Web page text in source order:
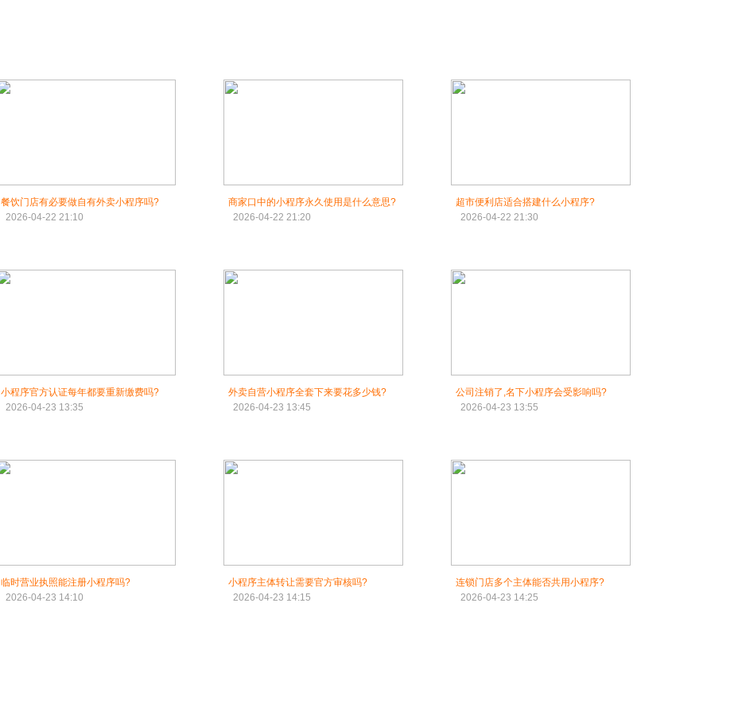
餐饮门店有必要做自有外卖小程序吗?
2026-04-22 21:10
商家口中的小程序永久使用是什么意思?
2026-04-22 21:20
超市便利店适合搭建什么小程序?
2026-04-22 21:30
小程序官方认证每年都要重新缴费吗?
2026-04-23 13:35
外卖自营小程序全套下来要花多少钱?
2026-04-23 13:45
公司注销了,名下小程序会受影响吗?
2026-04-23 13:55
临时营业执照能注册小程序吗?
2026-04-23 14:10
小程序主体转让需要官方审核吗?
2026-04-23 14:15
连锁门店多个主体能否共用小程序?
2026-04-23 14:25